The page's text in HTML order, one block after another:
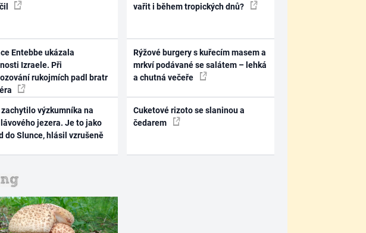
Entebbe ukázala
Izraele. Při
rukojmích padl bratr
výzkumníka na
jezera. Je to jako
do Slunce, hlásil vzrušeně
vařit i během tropických dnů?
Rýžové burgery s kuřecím masem a
mrkví podávané se salátem – lehká
a chutná večeře
Cuketové rizoto se slaninou a
čedarem